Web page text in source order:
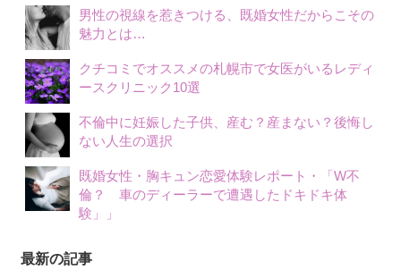
男性の視線を惹きつける、既婚女性だからこその
魅力とは…
クチコミでオススメの札幌市で女医がいるレディ
ースクリニック10選
不倫中に妊娠した子供、産む？産まない？後悔し
ない人生の選択
既婚女性・胸キュン恋愛体験レポート・「W不
倫？ 車のディーラーで遭遇したドキドキ体
験」」
最新の記事